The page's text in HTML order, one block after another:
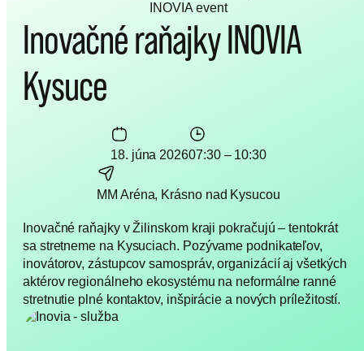
INOVIA event
Inovačné raňajky INOVIA
Kysuce
18. júna 202607:30 – 10:30
MM Aréna, Krásno nad Kysucou
Inovačné raňajky v Žilinskom kraji pokračujú – tentokrát
sa stretneme na Kysuciach. Pozývame podnikateľov,
inovátorov, zástupcov samospráv, organizácií aj všetkých
aktérov regionálneho ekosystému na neformálne ranné
stretnutie plné kontaktov, inšpirácie a nových príležitostí.